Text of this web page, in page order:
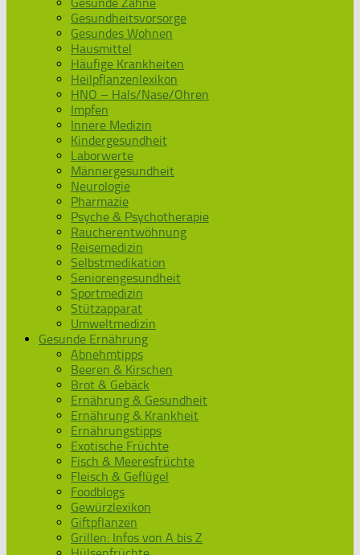
Gesundheitsvorsorge
Gesundes Wohnen
Hausmittel
Häufige Krankheiten
Heilpflanzenlexikon
HNO – Hals/Nase/Ohren
Impfen
Innere Medizin
Kindergesundheit
Laborwerte
Männergesundheit
Neurologie
Pharmazie
Psyche & Psychotherapie
Raucherentwöhnung
Reisemedizin
Selbstmedikation
Seniorengesundheit
Sportmedizin
Stützapparat
Umweltmedizin
Gesunde Ernährung
Abnehmtipps
Beeren & Kirschen
Brot & Gebäck
Ernährung & Gesundheit
Ernährung & Krankheit
Ernährungstipps
Exotische Früchte
Fisch & Meeresfrüchte
Fleisch & Geflügel
Foodblogs
Gewürzlexikon
Giftpflanzen
Grillen: Infos von A bis Z